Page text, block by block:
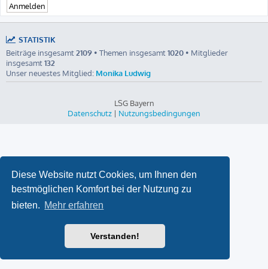
Diese Website nutzt Cookies, um Ihnen den
bestmöglichen Komfort bei der Nutzung zu
bieten. Mehr erfahren
Verstanden!
STATISTIK
Beiträge insgesamt2109 • Themen insgesamt1020 • Mitglieder
insgesamt132
Unser neuestes Mitglied: Monika Ludwig
LSG Bayern
Datenschutz | Nutzungsbedingungen